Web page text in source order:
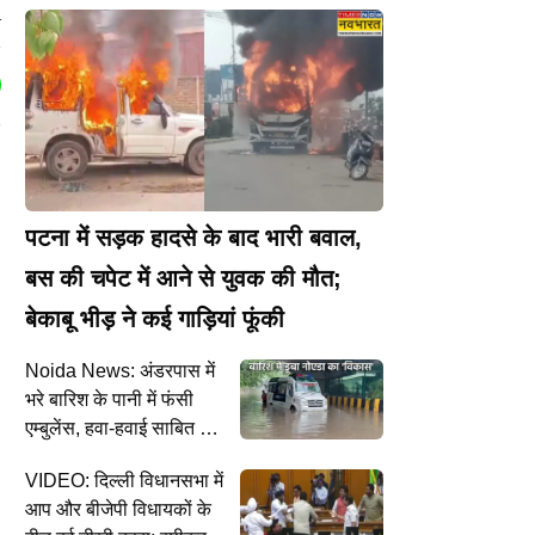
पटना में सड़क हादसे के बाद भारी बवाल,
बस की चपेट में आने से युवक की मौत;
बेकाबू भीड़ ने कई गाड़ियां फूंकी
Noida News: अंडरपास में
भरे बारिश के पानी में फंसी
एम्बुलेंस, हवा-हवाई साबित हुए
VIDEO: दिल्ली विधानसभा में
आप और बीजेपी विधायकों के